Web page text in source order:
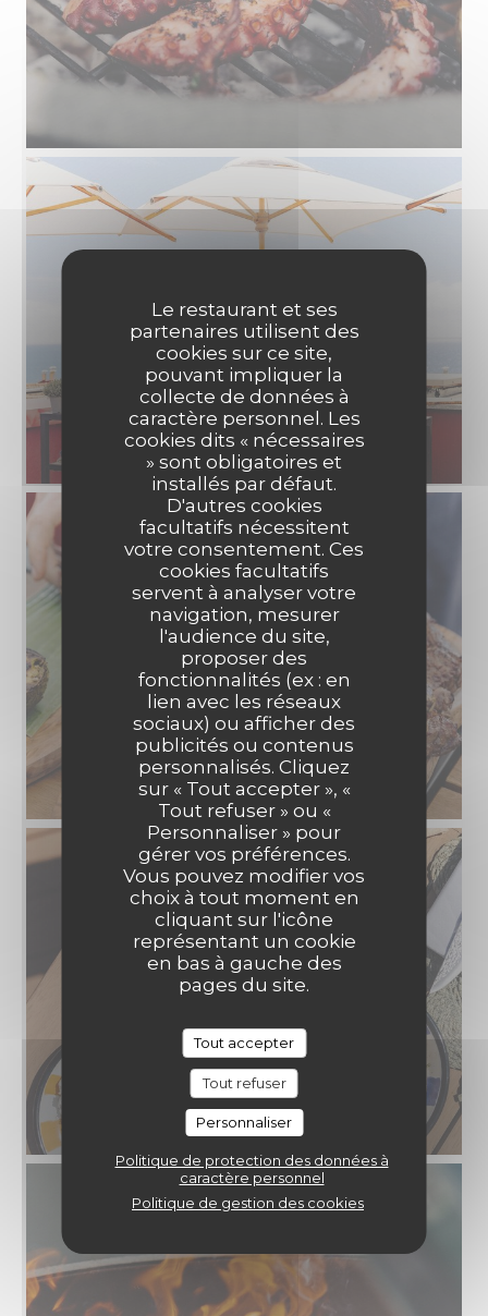
Le restaurant et ses
partenaires utilisent des
cookies sur ce site,
pouvant impliquer la
collecte de données à
caractère personnel. Les
cookies dits « nécessaires
» sont obligatoires et
installés par défaut.
D'autres cookies
facultatifs nécessitent
votre consentement. Ces
cookies facultatifs
servent à analyser votre
navigation, mesurer
l'audience du site,
proposer des
fonctionnalités (ex : en
lien avec les réseaux
sociaux) ou afficher des
publicités ou contenus
personnalisés. Cliquez
sur « Tout accepter », «
Tout refuser » ou «
Personnaliser » pour
gérer vos préférences.
Vous pouvez modifier vos
choix à tout moment en
cliquant sur l'icône
représentant un cookie
en bas à gauche des
pages du site.
Tout accepter
Tout refuser
Personnaliser
Politique de protection des données à
caractère personnel
Politique de gestion des cookies
FARAGO ON THE ROOF